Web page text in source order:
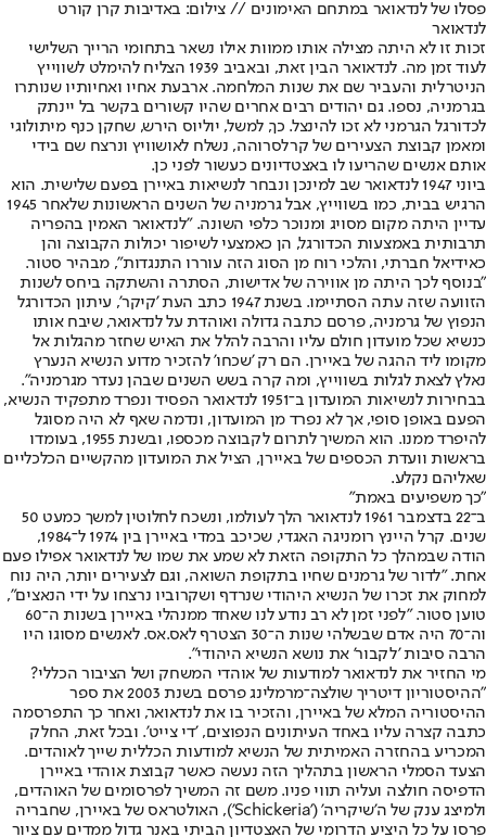
פסלו של לנדאואר במתחם האימונים // צילום: באדיבות קרן קורט
לנדאואר
זכות זו לא היתה מצילה אותו ממוות אילו נשאר בתחומי הרייך השלישי
לעוד זמן מה. לנדאואר הבין זאת, ובאביב 1939 הצליח להימלט לשווייץ
הניטרלית והעביר שם את שנות המלחמה. ארבעת אחיו ואחיותיו שנותרו
בגרמניה, נספו. גם יהודים רבים אחרים שהיו קשורים בקשר בל יינתק
לכדורגל הגרמני לא זכו להינצל. כך, למשל, יוליוס הירש, שחקן כנף מיתולוגי
ומאמן קבוצת הצעירים של קרלסרוהה, נשלח לאושוויץ ונרצח שם בידי
אותם אנשים שהריעו לו באצטדיונים כעשור לפני כן.
ביוני 1947 לנדאואר שב למינכן ונבחר לנשיאות באיירן בפעם שלישית. הוא
הרגיש בבית, כמו בשווייץ, אבל גרמניה של השנים הראשונות שלאחר 1945
עדיין היתה מקום מסויג ומנוכר כלפי השונה. "לנדאואר האמין בהפריה
תרבותית באמצעות הכדורגל, הן כאמצעי לשיפור יכולות הקבוצה והן
כאידיאל חברתי, והלכי רוח מן הסוג הזה עוררו התנגדות", מבהיר סטור.
"בנוסף לכך היתה מן אווירה של אדישות, הסתרה והשתקה ביחס לשנות
הזוועה שזה עתה הסתיימו. בשנת 1947 כתב העת 'קיקר', עיתון הכדורגל
הנפוץ של גרמניה, פרסם כתבה גדולה ואוהדת על לנדאואר, שיבח אותו
כנשיא שכל מועדון חולם עליו והרבה להלל את האיש שחזר מהגלות אל
מקומו ליד ההגה של באיירן. הם רק 'שכחו' להזכיר מדוע הנשיא הנערץ
נאלץ לצאת לגלות בשווייץ, ומה קרה בשש השנים שבהן נעדר מגרמניה".
בבחירות לנשיאות המועדון ב־1951 לנדאואר הפסיד ונפרד מתפקיד הנשיא,
הפעם באופן סופי, אך לא נפרד מן המועדון, ונדמה שאף לא היה מסוגל
להיפרד ממנו. הוא המשיך לתרום לקבוצה מכספו, ובשנת 1955, בעומדו
בראשות וועדת הכספים של באיירן, הציל את המועדון מהקשיים הכלכליים
שאליהם נקלע.
"כך משפיעים באמת"
ב־22 בדצמבר 1961 לנדאואר הלך לעולמו, ונשכח לחלוטין למשך כמעט 50
שנים. קרל היינץ רומניגה האגדי, שכיכב במדי באיירן בין 1974 ל־1984,
הודה שבמהלך כל התקופה הזאת לא שמע את שמו של לנדאואר אפילו פעם
אחת. "לדור של גרמנים שחיו בתקופת השואה, וגם לצעירים יותר, היה נוח
למחוק את זכרו של הנשיא היהודי שנרדף ושקרוביו נרצחו על ידי הנאצים",
טוען סטור. "לפני זמן לא רב נודע לנו שאחד ממנהלי באיירן בשנות ה־60
וה־70 היה אדם שבשלהי שנות ה־30 הצטרף לאס.אס. לאנשים מסוגו היו
הרבה סיבות 'לקבור' את נושא הנשיא היהודי".
מי החזיר את לנדאואר למודעות של אוהדי המשחק ושל הציבור הכללי?
"ההיסטוריון דיטריך שולצה־מרמלינג פרסם בשנת 2003 את ספר
ההיסטוריה המלא של באיירן, והזכיר בו את לנדאואר, ואחר כך התפרסמה
כתבה קצרה עליו באחד העיתונים הנפוצים, 'די צייט'. ובכל זאת, החלק
המכריע בהחזרה האמיתית של הנשיא למודעות הכללית שייך לאוהדים.
הצעד הסמלי הראשון בתהליך הזה נעשה כאשר קבוצת אוהדי באיירן
הדפיסה חולצה ועליה תווי פניו. משם זה המשיך לפרסומים של האוהדים,
ולמיצג ענק של ה'שיקריה' ('Schickeria'), האולטראס של באיירן, שחבריה
פרסו על כל היציע הדרומי של האצטדיון הביתי באנר גדול ממדים עם ציור